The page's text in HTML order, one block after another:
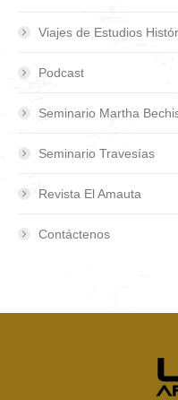
Viajes de Estudios
Podcast
Seminario Martha
Seminario Travesías
Revista El Amauta
Contáctenos